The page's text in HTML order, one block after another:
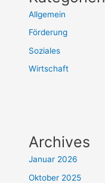
Allgemein
Förderung
Soziales
Wirtschaft
Archives
Januar 2026
Oktober 2025